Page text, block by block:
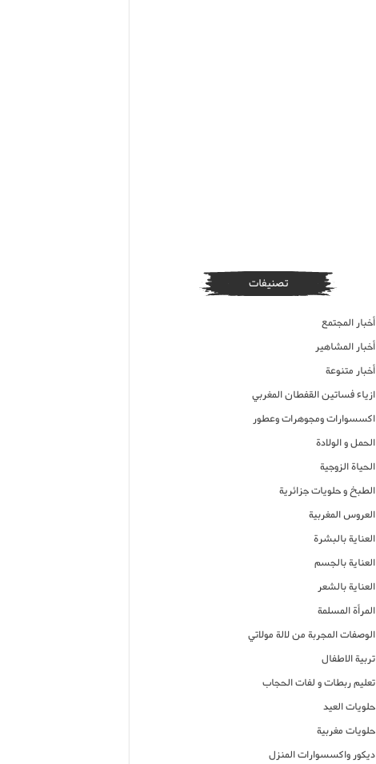
تصنيفات
أخبار المجتمع
أخبار المشاهير
أخبار متنوعة
ازياء فساتين القفطان المغربي
اكسسوارات ومجوهرات وعطور
الحمل و الولادة
الحياة الزوجية
الطبخ و حلويات جزائرية
العروس المغربية
العناية بالبشرة
العناية بالجسم
العناية بالشعر
المرأة المسلمة
الوصفات المجربة من لالة مولاتي
تربية الاطفال
تعليم ربطات و لفات الحجاب
حلويات العيد
حلويات مغربية
ديكور واكسسوارات المنزل